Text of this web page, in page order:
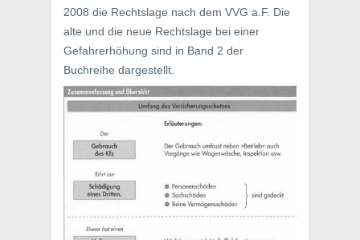
2008 die Rechtslage nach dem VVG a.F. Die
alte und die neue Rechtslage bei einer
Gefahrerhöhung sind in Band 2 der
Buchreihe dargestellt.